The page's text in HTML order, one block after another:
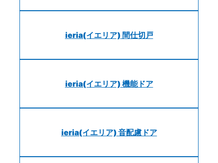
ieria(イエリア) 間仕切戸
ieria(イエリア) 機能ドア
ieria(イエリア) 音配慮ドア